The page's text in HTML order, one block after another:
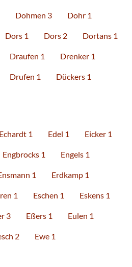
Dohmen 3 Dohr 1
Dors 1 Dors 2 Dortans 1
Draufen 1 Drenker 1
Drufen 1 Dückers 1
Echardt 1 Edel 1 Eicker 1
Engbrocks 1 Engels 1
1 Erdkamp 1
1 Eschen 1 Eskens 1
3 Eßers 1 Eulen 1
2 Ewe 1